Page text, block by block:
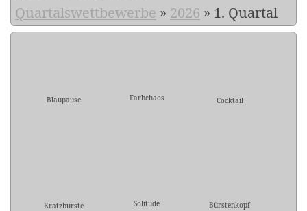
Quartalswettbewerbe » 2026 » 1. Quartal
Blaupause Farbchaos Cocktail
Kratzbürste Solitude Bürstenkopf